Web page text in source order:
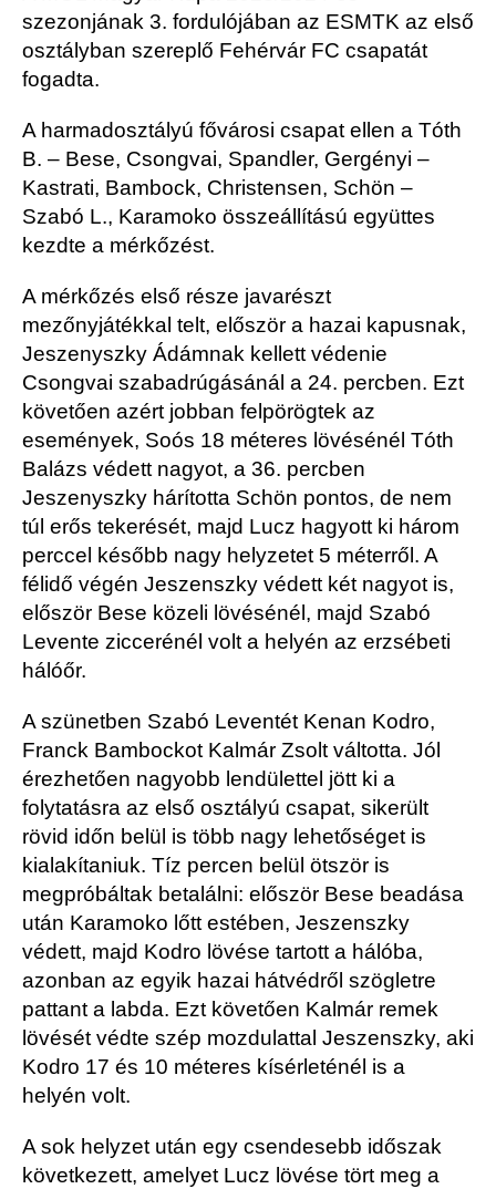
szezonjának 3. fordulójában az ESMTK az első
osztályban szereplő Fehérvár FC csapatát
fogadta.
A harmadosztályú fővárosi csapat ellen a Tóth
B. – Bese, Csongvai, Spandler, Gergényi –
Kastrati, Bambock, Christensen, Schön –
Szabó L., Karamoko összeállítású együttes
kezdte a mérkőzést.
A mérkőzés első része javarészt
mezőnyjátékkal telt, először a hazai kapusnak,
Jeszenyszky Ádámnak kellett védenie
Csongvai szabadrúgásánál a 24. percben. Ezt
követően azért jobban felpörögtek az
események, Soós 18 méteres lövésénél Tóth
Balázs védett nagyot, a 36. percben
Jeszenyszky hárította Schön pontos, de nem
túl erős tekerését, majd Lucz hagyott ki három
perccel később nagy helyzetet 5 méterről. A
félidő végén Jeszenszky védett két nagyot is,
először Bese közeli lövésénél, majd Szabó
Levente ziccerénél volt a helyén az erzsébeti
hálóőr.
A szünetben Szabó Leventét Kenan Kodro,
Franck Bambockot Kalmár Zsolt váltotta. Jól
érezhetően nagyobb lendülettel jött ki a
folytatásra az első osztályú csapat, sikerült
rövid időn belül is több nagy lehetőséget is
kialakítaniuk. Tíz percen belül ötször is
megpróbáltak betalálni: először Bese beadása
után Karamoko lőtt estében, Jeszenszky
védett, majd Kodro lövése tartott a hálóba,
azonban az egyik hazai hátvédről szögletre
pattant a labda. Ezt követően Kalmár remek
lövését védte szép mozdulattal Jeszenszky, aki
Kodro 17 és 10 méteres kísérleténél is a
helyén volt.
A sok helyzet után egy csendesebb időszak
következett, amelyet Lucz lövése tört meg a